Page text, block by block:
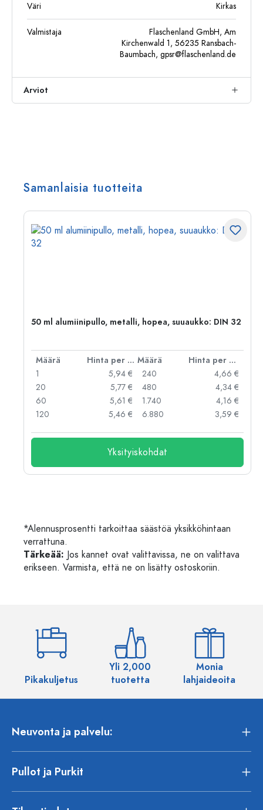
Väri Kirkas
Valmistaja
Flaschenland GmbH, Am
Kirchenwald 1, 56235 Ransbach-
Baumbach, gpsr@flaschenland.de
Arviot
Samanlaisia tuotteita
50 ml alumiinipullo, metalli, hopea, suuaukko: DIN 32
Määrä Hinta per kpl Määrä
Hinta per kpl
1
5,94 €
20
5,77 €
60
5,61 €
120
5,46 €
240
4,66 €
480
4,34 €
1.740
4,16 €
6.880
3,59 €
Yksityiskohdat
*Alennusprosentti tarkoittaa säästöä yksikköhintaan
verrattuna.
Tärkeää: Jos kannet ovat valittavissa, ne on valittava
erikseen. Varmista, että ne on lisätty ostoskoriin.
Pikakuljetus
Yli 2,000
tuotetta
Monia
lahjaideoita
Neuvonta ja palvelu:
Pullot ja Purkit